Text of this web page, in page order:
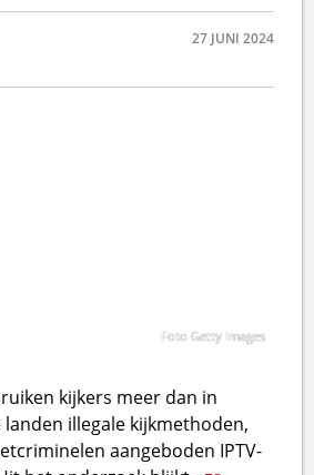
27 JUNI 2024
Foto Getty Images
kijkers meer dan in
illegale kijkmethoden,
aangeboden IPTV-